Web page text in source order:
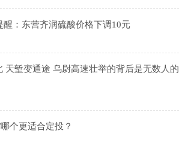
醒：东营齐润硫酸价格下调10元
天堑变通途 乌尉高速壮举的背后是无数人的
个更适合定投？